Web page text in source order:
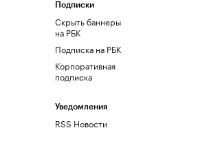
Подписки
Скрыть баннеры
на РБК
Подписка на РБК
Корпоративная
подписка
Уведомления
RSS Новости